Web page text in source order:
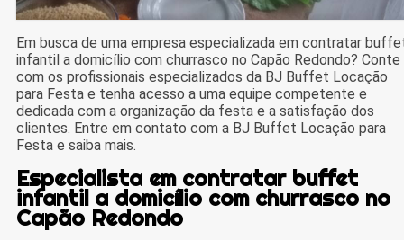
Em busca de uma empresa especializada em contratar
infantil a domicílio com churrasco no Capão Redondo? Conte
com os profissionais especializados da BJ Buffet Locação
para Festa e tenha acesso a uma equipe competente e
dedicada com a organização da festa e a satisfação dos
clientes. Entre em contato com a BJ Buffet Locação para
Festa e saiba mais.
Especialista em contratar buffet
infantil a domicílio com churrasco no
Capão Redondo